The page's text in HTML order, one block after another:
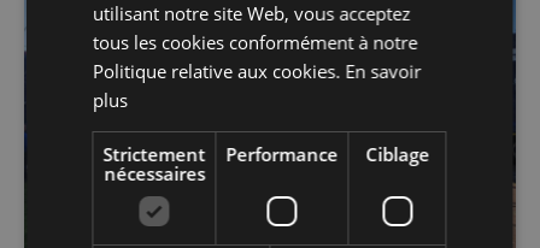
utilisant notre site Web, vous acceptez
tous les cookies conformément à notre
Politique relative aux cookies. En savoir
plus
Strictement
nécessaires
Performance Ciblage